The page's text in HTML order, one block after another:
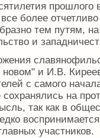
прошлого
более
тем путям,
и
и И.В.
с самого
на
так как в
участников.